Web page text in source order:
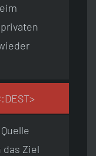
Ziel